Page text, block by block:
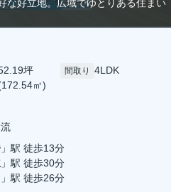
な好立地。広域でゆとりある住まい
。
坪
㎡)
間取り 4LDK
」駅 徒歩13分
」駅 徒歩30分
」駅 徒歩26分